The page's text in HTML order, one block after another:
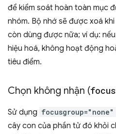
để kiểm soát hoàn toàn mục
nhóm. Bộ nhớ sẽ được xoá
còn dùng được nữa; ví dụ:
hiệu hoá, không hoạt động
tiêu điểm.
Chọn không nhận (
Sử dụng focusgroup="none"
cây con của phần tử đó khỏi